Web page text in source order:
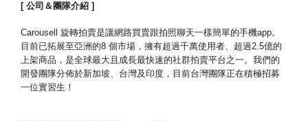
[ 公司＆團隊介紹 ]
Carousell 旋轉拍賣是讓網路買賣跟拍照聊天一樣簡單的手機app。
目前已拓展至亞洲的8 個市場，擁有超過千萬使用者、超過2.5億的
上架商品， 是全球最大且成長最快速的社群拍賣平台之一。 我們的
開發團隊分佈於新加坡、台灣及印度， 目前台灣團隊正在積極招募
一位實習生！